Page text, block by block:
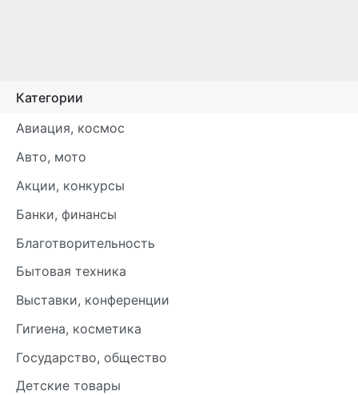
Категории
Авиация, космос
Авто, мото
Акции, конкурсы
Банки, финансы
Благотворительность
Бытовая техника
Выставки, конференции
Гигиена, косметика
Государство, общество
Детские товары